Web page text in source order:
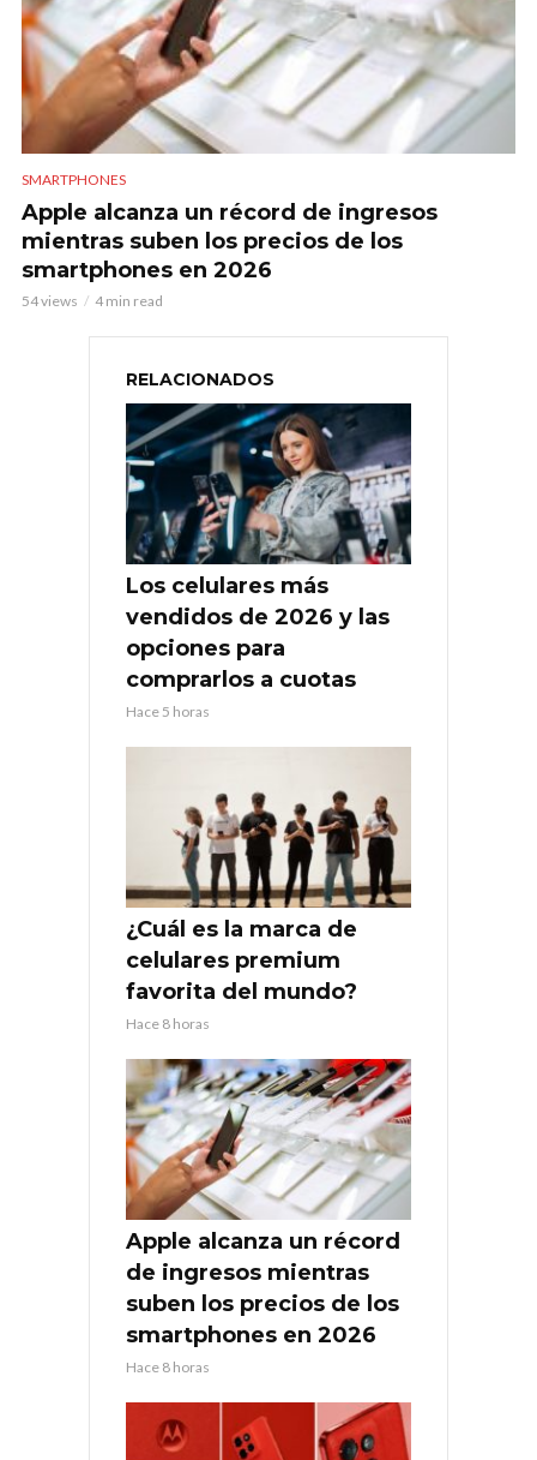
SMARTPHONES
Apple alcanza un récord de ingresos
mientras suben los precios de los
smartphones en 2026
54 views 4 min read
RELACIONADOS
Los celulares más
vendidos de 2026 y las
opciones para
comprarlos a cuotas
Hace 5 horas
¿Cuál es la marca de
celulares premium
favorita del mundo?
Hace 8 horas
Apple alcanza un récord
de ingresos mientras
suben los precios de los
smartphones en 2026
Hace 8 horas